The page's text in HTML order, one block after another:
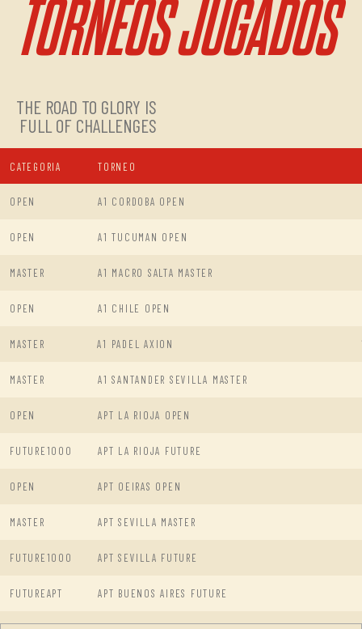
TORNEOS JUGADOS
THE ROAD TO GLORY IS
FULL OF CHALLENGES
CATEGORIA TORNEO
OPEN A1 CORDOBA OPEN
OPEN A1 TUCUMAN OPEN
MASTER A1 MACRO SALTA MASTER
OPEN A1 CHILE OPEN
MASTER A1 PADEL AXION
MASTER A1 SANTANDER SEVILLA MASTER
OPEN APT LA RIOJA OPEN
FUTURE1000 APT LA RIOJA FUTURE
OPEN APT OEIRAS OPEN
MASTER APT SEVILLA MASTER
FUTURE1000 APT SEVILLA FUTURE
FUTUREAPT APT BUENOS AIRES FUTURE